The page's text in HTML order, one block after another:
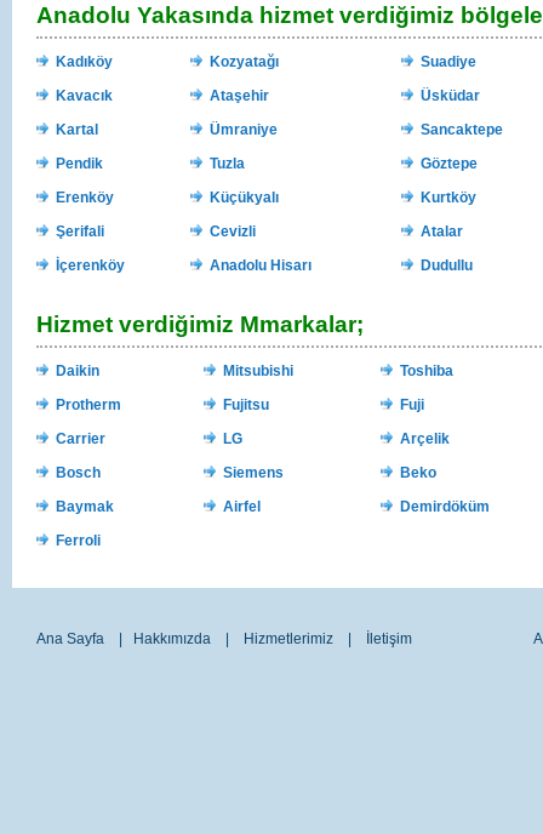
Anadolu Yakasında hizmet verdiğimiz
Kadıköy Kozyatağı
Suadiye
Kavacık
Ataşehir
Üsküdar
Kartal
Ümraniye
Sancaktepe
Pendik
Tuzla
Göztepe
Erenköy
Küçükyalı
Kurtköy
Şerifali
Cevizli
Atalar
İçerenköy
Anadolu Hisarı Dudullu
Hizmet verdiğimiz Mmarkalar;
Daikin Mitsubishi
Toshiba
Protherm
Fujitsu
Fuji
Carrier
LG
Arçelik
Bosch
Siemens
Beko
Baymak
Airfel
Demirdöküm
Ferroli
Ana Sayfa Hakkımızda Hizmetlerimiz İletişim